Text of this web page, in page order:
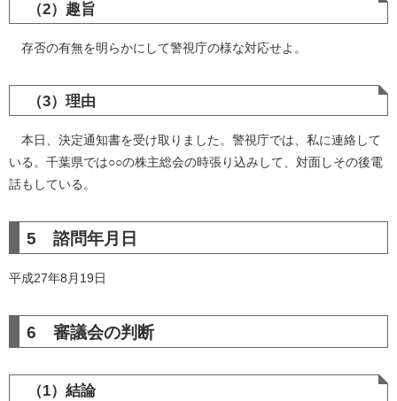
（2）趣旨
存否の有無を明らかにして警視庁の様な対応せよ。
（3）理由
本日、決定通知書を受け取りました。警視庁では、私に連絡して
いる。千葉県では○○の株主総会の時張り込みして、対面しその後電
話もしている。
5 諮問年月日
平成27年8月19日
6 審議会の判断
（1）結論